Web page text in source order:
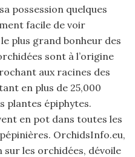
possession quelques
facile de voir
plus grand bonheur des
sont à l’origine
aux racines des
en plus de 25,000
plantes épiphytes.
en pot dans toutes les
OrchidsInfo.eu,
les orchidées, dévoile